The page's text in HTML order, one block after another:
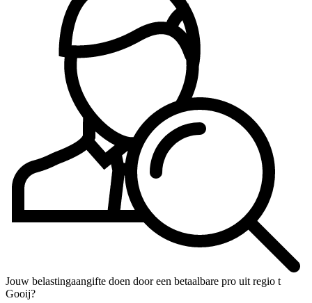
Jouw belastingaangifte doen door een betaalbare pro uit regio t
Gooij?